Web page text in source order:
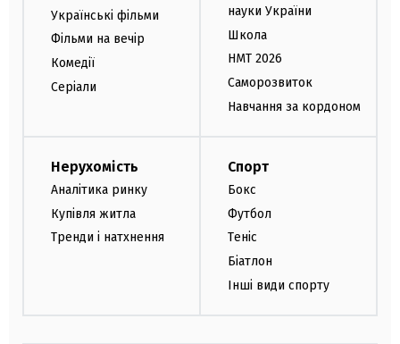
Українські фільми
Фільми на вечір
Комедії
Серіали
науки України
Школа
НМТ 2026
Саморозвиток
Навчання за кордоном
Нерухомість
Аналітика ринку
Купівля житла
Тренди і натхнення
Спорт
Бокс
Футбол
Теніс
Біатлон
Інші види спорту